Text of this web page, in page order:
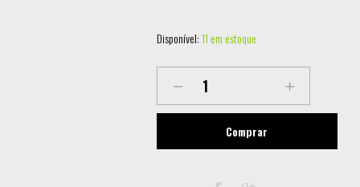
Disponível:11 em estoque
AN2W-
LASER
Comprar